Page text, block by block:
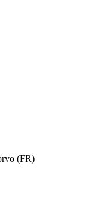
(FR)